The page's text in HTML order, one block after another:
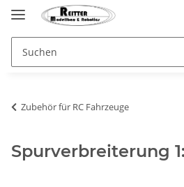
Zubehör für RC Fahrzeuge
Spurverbreiterung